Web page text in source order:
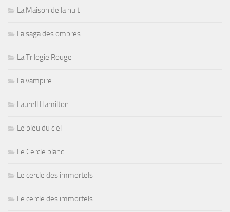
La Maison de la nuit
La saga des ombres
La Trilogie Rouge
La vampire
Laurell Hamilton
Le bleu du ciel
Le Cercle blanc
Le cercle des immortels
Le cercle des immortels